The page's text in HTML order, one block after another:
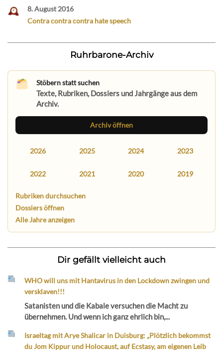
8. August 2016
Contra contra contra hate speech
Ruhrbarone-Archiv
Stöbern statt suchen
Texte, Rubriken, Dossiers und Jahrgänge aus dem
Archiv.
Archiv öffnen
2026 2025 2024 2023
2022 2021 2020 2019
Rubriken durchsuchen
Dossiers öffnen
Alle Jahre anzeigen
Dir gefällt vielleicht auch
WHO will uns mit Hantavirus in den Lockdown zwingen und
versklaven!!!
Satanisten und die Kabale versuchen die Macht zu
übernehmen. Und wenn ich ganz ehrlich bin,...
Israeltag mit Arye Shalicar in Duisburg: „Plötzlich bekommst
du Jom Kippur und Holocaust, auf Ecstasy, am eigenen Leib